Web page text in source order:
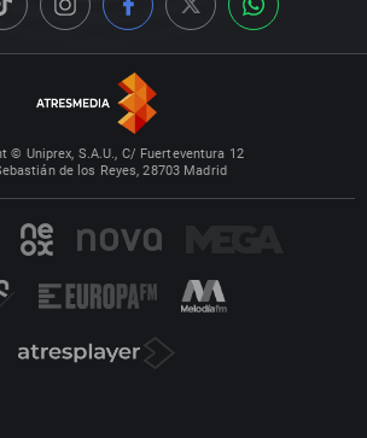
© Uniprex, S.A.U., C/ Fuerteventura 12
de los Reyes, 28703 Madrid